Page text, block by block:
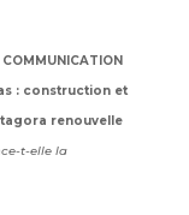
COMMUNICATION
: construction et
renouvelle
t-elle la